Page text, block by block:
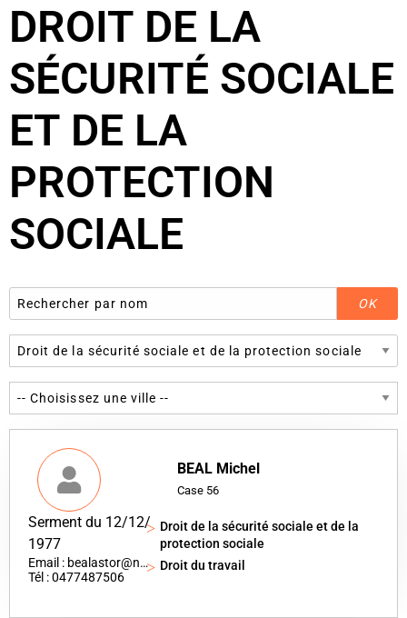
DROIT DE LA
SÉCURITÉ SOCIALE
ET DE LA
PROTECTION
SOCIALE
BEAL Michel
Case 56
Serment du 12/12/
1977
Email : bealastor@nerim.net
Tél : 0477487506
Droit de la sécurité sociale et de la
protection sociale
Droit du travail